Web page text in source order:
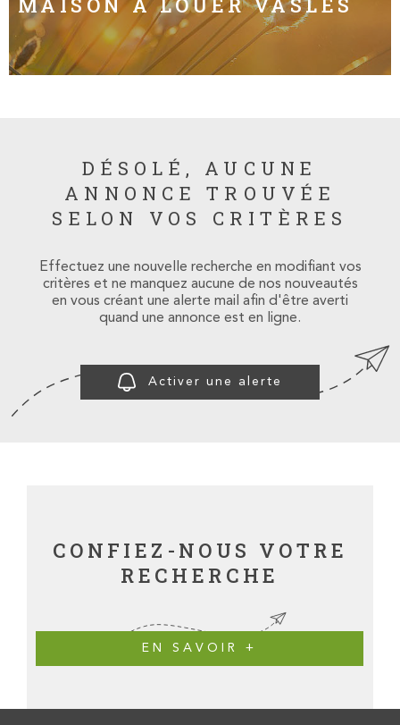
LOCATIF
CONTACT
DÉSOLÉ, AUCUNE
ANNONCE TROUVÉE
SELON VOS CRITÈRES
Effectuez une nouvelle recherche en modifiant vos
critères et ne manquez aucune de nos nouveautés
en vous créant une alerte mail afin d'être averti
quand une annonce est en ligne.
Activer une alerte
CONFIEZ-NOUS VOTRE
RECHERCHE
EN SAVOIR +